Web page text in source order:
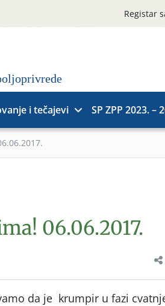
Registar
i tečajevi SP ZPP 2023. –
06.06.2017.
da je krumpir u fazi